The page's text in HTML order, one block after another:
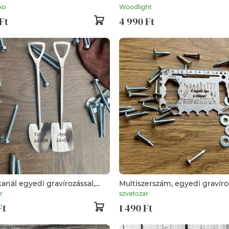
Woodlight
4 990 Ft
egyedi gravírozással,
mokkás
Multiszerszám, egyedi
szvetozar
1 490 Ft